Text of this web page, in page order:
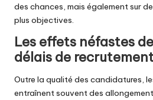
des chances, mais également sur
plus objectives.
Les effets néfastes
délais de
Outre la qualité des candidatures,
entraînent souvent des